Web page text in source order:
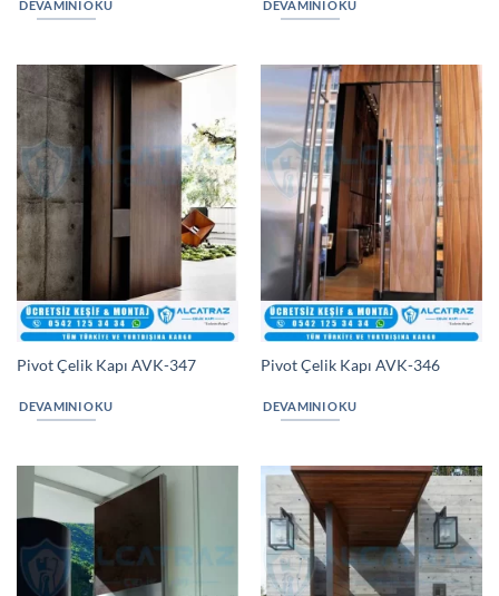
DEVAMINI OKU DEVAMINI OKU
Pivot Çelik Kapı AVK-347
DEVAMINI OKU
Pivot Çelik Kapı AVK-346
DEVAMINI OKU